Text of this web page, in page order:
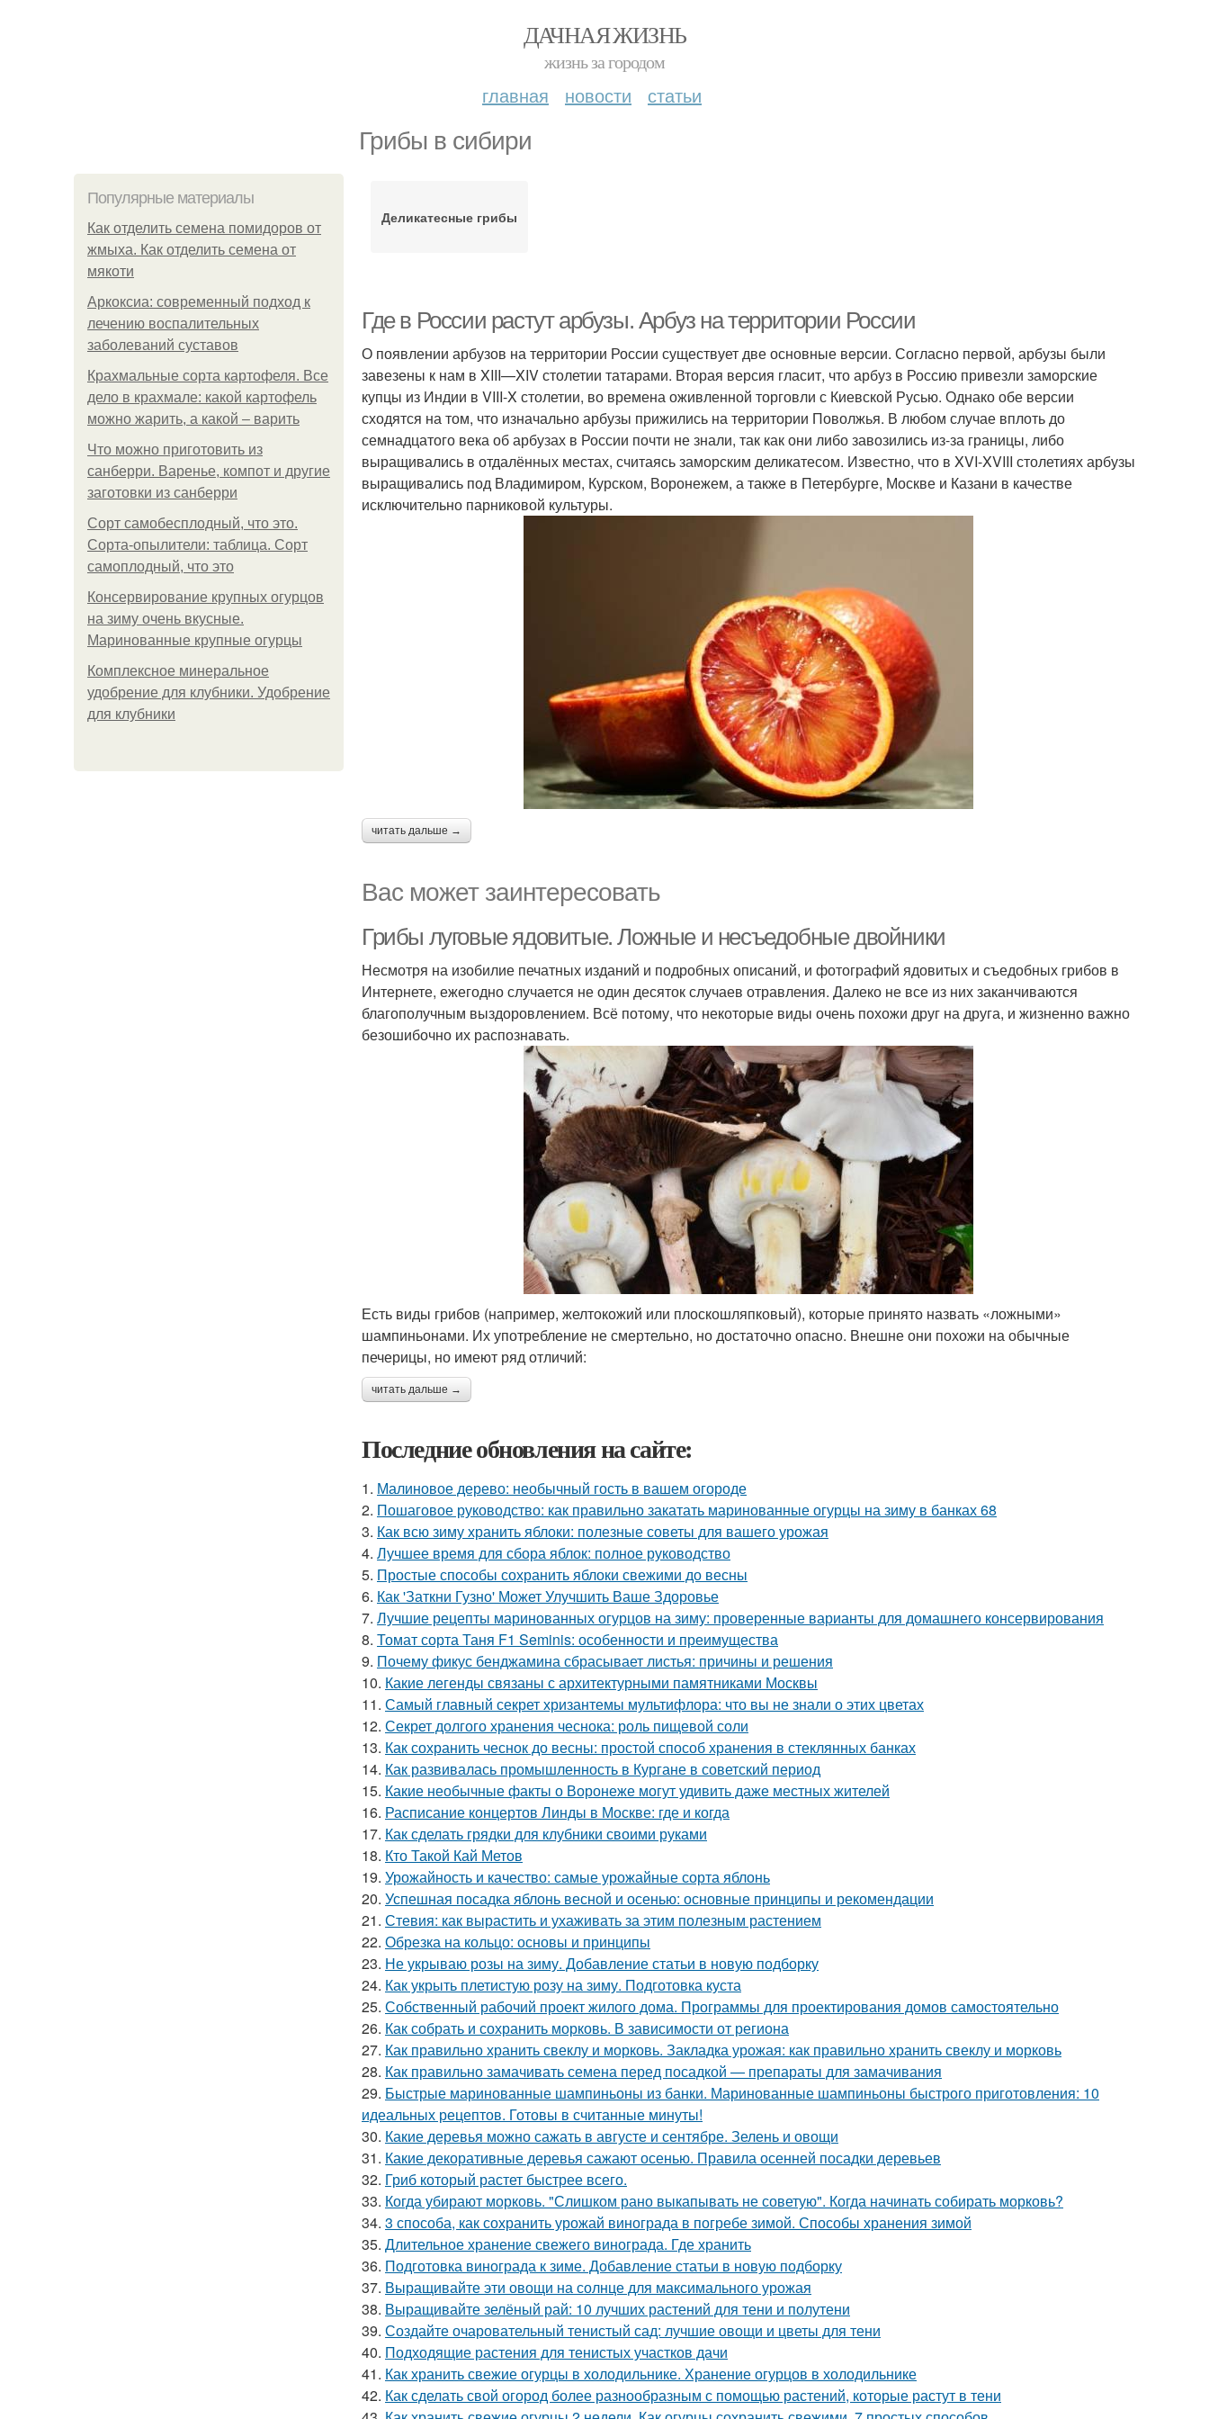
ДАЧНАЯ ЖИЗНЬ
жизнь за городом
главная новости статьи
Грибы в сибири
Популярные материалы
Как отделить семена помидоров от
жмыха. Как отделить семена от
мякоти
Аркоксиа: современный подход к
лечению воспалительных
заболеваний суставов
Крахмальные сорта картофеля. Все
дело в крахмале: какой картофель
можно жарить, а какой – варить
Что можно приготовить из
санберри. Варенье, компот и другие
заготовки из санберри
Сорт самобесплодный, что это.
Сорта-опылители: таблица. Сорт
самоплодный, что это
Консервирование крупных огурцов
на зиму очень вкусные.
Маринованные крупные огурцы
Комплексное минеральное
удобрение для клубники. Удобрение
для клубники
Деликатесные грибы
Где в России растут арбузы. Арбуз на территории России
О появлении арбузов на территории России существует две основные версии. Согласно первой, арбузы были
завезены к нам в XIII—XIV столетии татарами. Вторая версия гласит, что арбуз в Россию привезли заморские
купцы из Индии в VIII-X столетии, во времена оживленной торговли с Киевской Русью. Однако обе версии
сходятся на том, что изначально арбузы прижились на территории Поволжья. В любом случае вплоть до
семнадцатого века об арбузах в России почти не знали, так как они либо завозились из-за границы, либо
выращивались в отдалённых местах, считаясь заморским деликатесом. Известно, что в XVI-XVIII столетиях арбузы
выращивались под Владимиром, Курском, Воронежем, а также в Петербурге, Москве и Казани в качестве
исключительно парниковой культуры.
читать дальше →
Вас может заинтересовать
Грибы луговые ядовитые. Ложные и несъедобные двойники
Несмотря на изобилие печатных изданий и подробных описаний, и фотографий ядовитых и съедобных грибов в
Интернете, ежегодно случается не один десяток случаев отравления. Далеко не все из них заканчиваются
благополучным выздоровлением. Всё потому, что некоторые виды очень похожи друг на друга, и жизненно важно
безошибочно их распознавать.
Есть виды грибов (например, желтокожий или плоскошляпковый), которые принято назвать «ложными»
шампиньонами. Их употребление не смертельно, но достаточно опасно. Внешне они похожи на обычные
печерицы, но имеют ряд отличий:
читать дальше →
Последние обновления на сайте:
1. Малиновое дерево: необычный гость в вашем огороде
2. Пошаговое руководство: как правильно закатать маринованные огурцы на зиму в банках 68
3. Как всю зиму хранить яблоки: полезные советы для вашего урожая
4. Лучшее время для сбора яблок: полное руководство
5. Простые способы сохранить яблоки свежими до весны
6. Как 'Заткни Гузно' Может Улучшить Ваше Здоровье
7. Лучшие рецепты маринованных огурцов на зиму: проверенные варианты для домашнего консервирования
8. Томат сорта Таня F1 Seminis: особенности и преимущества
9. Почему фикус бенджамина сбрасывает листья: причины и решения
10. Какие легенды связаны с архитектурными памятниками Москвы
11. Самый главный секрет хризантемы мультифлора: что вы не знали о этих цветах
12. Секрет долгого хранения чеснока: роль пищевой соли
13. Как сохранить чеснок до весны: простой способ хранения в стеклянных банках
14. Как развивалась промышленность в Кургане в советский период
15. Какие необычные факты о Воронеже могут удивить даже местных жителей
16. Расписание концертов Линды в Москве: где и когда
17. Как сделать грядки для клубники своими руками
18. Кто Такой Кай Метов
19. Урожайность и качество: самые урожайные сорта яблонь
20. Успешная посадка яблонь весной и осенью: основные принципы и рекомендации
21. Стевия: как вырастить и ухаживать за этим полезным растением
22. Обрезка на кольцо: основы и принципы
23. Не укрываю розы на зиму. Добавление статьи в новую подборку
24. Как укрыть плетистую розу на зиму. Подготовка куста
25. Собственный рабочий проект жилого дома. Программы для проектирования домов самостоятельно
26. Как собрать и сохранить морковь. В зависимости от региона
27. Как правильно хранить свеклу и морковь. Закладка урожая: как правильно хранить свеклу и морковь
28. Как правильно замачивать семена перед посадкой — препараты для замачивания
29. Быстрые маринованные шампиньоны из банки. Маринованные шампиньоны быстрого приготовления: 10
идеальных рецептов. Готовы в считанные минуты!
30. Какие деревья можно сажать в августе и сентябре. Зелень и овощи
31. Какие декоративные деревья сажают осенью. Правила осенней посадки деревьев
32. Гриб который растет быстрее всего.
33. Когда убирают морковь. "Слишком рано выкапывать не советую". Когда начинать собирать морковь?
34. 3 способа, как сохранить урожай винограда в погребе зимой. Способы хранения зимой
35. Длительное хранение свежего винограда. Где хранить
36. Подготовка винограда к зиме. Добавление статьи в новую подборку
37. Выращивайте эти овощи на солнце для максимального урожая
38. Выращивайте зелёный рай: 10 лучших растений для тени и полутени
39. Создайте очаровательный тенистый сад: лучшие овощи и цветы для тени
40. Подходящие растения для тенистых участков дачи
41. Как хранить свежие огурцы в холодильнике. Хранение огурцов в холодильнике
42. Как сделать свой огород более разнообразным с помощью растений, которые растут в тени